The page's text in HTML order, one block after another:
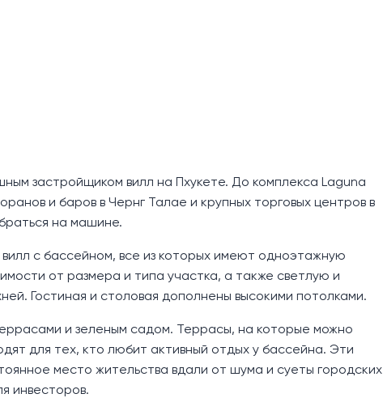
застройщиком вилл на Пхукете. До комплекса Laguna
и баров в Чернг Талае и крупных торговых центров в
на машине.
с бассейном, все из которых имеют одноэтажную
от размера и типа участка, а также светлую и
Гостиная и столовая дополнены высокими потолками.
и зеленым садом. Террасы, на которые можно
для тех, кто любит активный отдых у бассейна. Эти
место жительства вдали от шума и суеты городских
инвесторов.